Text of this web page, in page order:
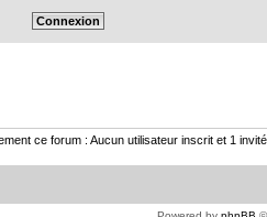
ce forum : Aucun utilisateur inscrit et 1 invité